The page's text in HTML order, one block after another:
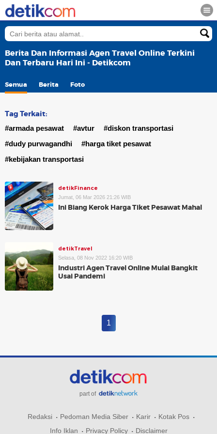
Berita Dan Informasi Agen Travel Online Terkini
Dan Terbaru Hari Ini - Detikcom
Semua Berita Foto
Tag Terkait:
#armada pesawat #avtur
#diskon transportasi
#dudy purwagandhi
#harga tiket pesawat
#kebijakan transportasi
detikFinance
Jumat, 06 Mar 2026 21:26 WIB
Ini Biang Kerok Harga Tiket Pesawat Mahal
detikTravel
Selasa, 08 Nov 2022 16:20 WIB
Industri Agen Travel Online Mulai Bangkit
Usai Pandemi
1
part of
Redaksi Pedoman Media Siber Karir
Kotak Pos
Info Iklan
Privacy Policy Disclaimer